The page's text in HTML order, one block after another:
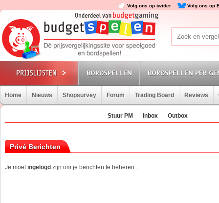
Volg ons op twitter Volg ons op
BORDSPELLEN BORDSPELLEN PER
Home Nieuws Shopsurvey Forum Trading Board Reviews
Stuur PM Inbox Outbox
Privé Berichten
Je moetingelogd zijn om je berichten te beheren...